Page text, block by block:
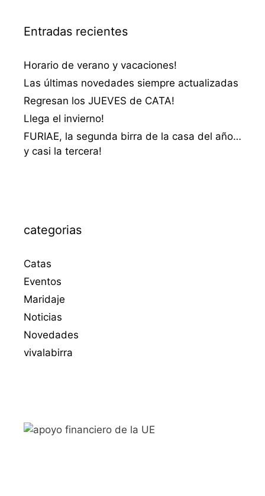
Entradas recientes
Horario de verano y vacaciones!
Las últimas novedades siempre actualizadas
Regresan los JUEVES de CATA!
Llega el invierno!
FURIAE, la segunda birra de la casa del año…
y casi la tercera!
categorias
Catas
Eventos
Maridaje
Noticias
Novedades
vivalabirra